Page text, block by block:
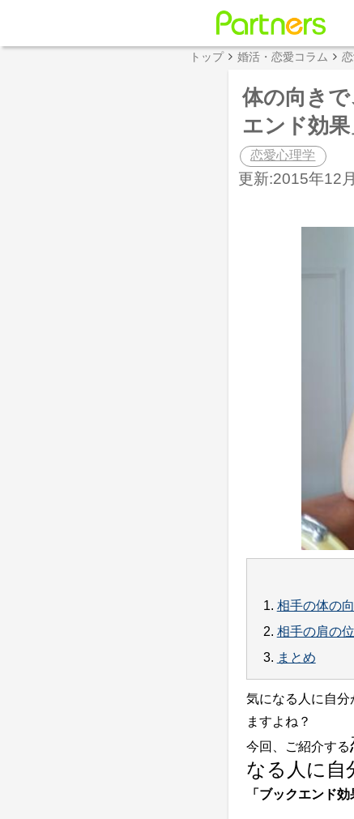
トップ 婚活・恋愛コラム
体の向き
エンド効果
恋愛心理学
更新:2015年12
1. 相手の体の
2. 相手の肩の
3. まとめ
気になる人に自分
ますよね？
今回、ご紹介する
なる人に自
「ブックエンド